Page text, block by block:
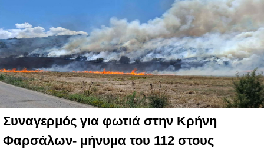
Συναγερμός για φωτιά στην Κρήνη
Φαρσάλων- μήνυμα του 112 στους